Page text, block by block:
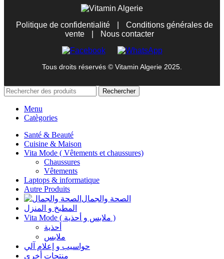
Politique de confidentialité
Conditions générales de
vente
Nous contacter
Tous droits réservés © Vitamin Algerie 2025.
Rechercher
Menu
Catègories
Santé & Beauté
Cuisine & Maison
Vita Mode ( Vêtements et chaussures)
Chaussures
Vêtements
Laptops & informatique
Autre Produits
الصحة والجمال
المطبخ و المنزل
Vita Mode ( ملابس و أحذية )
أحذية
ملابس
حواسيب و إعلام آلي
منتجات أخرى